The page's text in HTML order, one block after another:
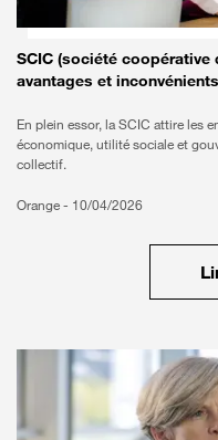
SCIC (société
avantages et inconvénients
En plein essor, la SCIC attire les
économique, utilité sociale et
collectif.
Orange - 10/04/2026